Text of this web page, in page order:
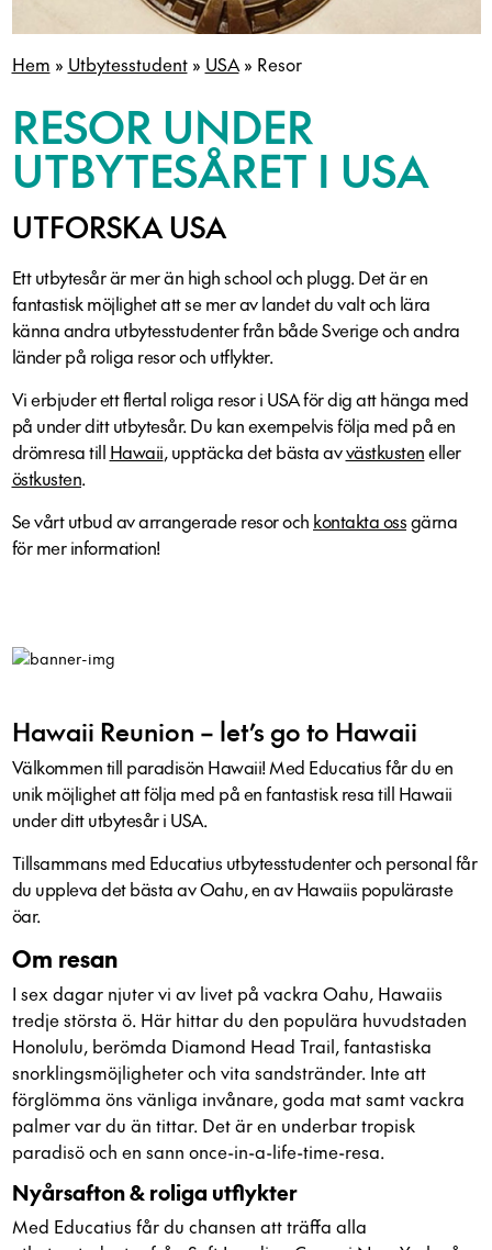
Hem » Utbytesstudent» USA» Resor
RESOR UNDER
UTBYTESÅRET I USA
UTFORSKA USA
Ett utbytesår är mer än high school och plugg. Det är en
fantastisk möjlighet att se mer av landet du valt och lära
känna andra utbytesstudenter från både Sverige och andra
länder på roliga resor och utflykter.
Vi erbjuder ett flertal roliga resor i USA för dig att hänga med
på under ditt utbytesår. Du kan exempelvis följa med på en
drömresa till Hawaii, upptäcka det bästa avvästkusteneller
östkusten.
Se vårt utbud av arrangerade resor och kontakta ossgärna
för mer information!
Hawaii Reunion – let’s go to Hawaii
Välkommen till paradisön Hawaii! Med Educatius får du en
unik möjlighet att följa med på en fantastisk resa till Hawaii
under ditt utbytesår i USA.
Tillsammans med Educatius utbytesstudenter och personal får
du uppleva det bästa av Oahu, en av Hawaiis populäraste
öar.
Om resan
I sex dagar njuter vi av livet på vackra Oahu, Hawaiis
tredje största ö. Här hittar du den populära huvudstaden
Honolulu, berömda Diamond Head Trail, fantastiska
snorklingsmöjligheter och vita sandstränder. Inte att
förglömma öns vänliga invånare, goda mat samt vackra
palmer var du än tittar. Det är en underbar tropisk
paradisö och en sann once-in-a-life-time-resa.
Nyårsafton & roliga utflykter
Med Educatius får du chansen att träffa alla